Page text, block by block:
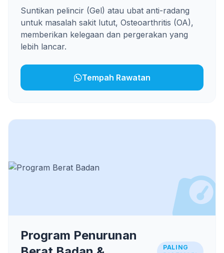
Suntikan pelincir (Gel) atau ubat anti-radang
untuk masalah sakit lutut, Osteoarthritis (OA),
memberikan kelegaan dan pergerakan yang
lebih lancar.
Tempah Rawatan
Program Penurunan
PALING